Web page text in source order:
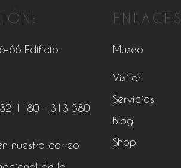
66 Edificio
1180 – 313 580
nuestro correo
ENLACES
Museo
Visitar
Servicios
Blog
Shop